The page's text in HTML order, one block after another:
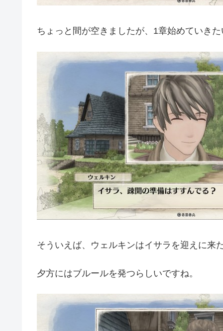
ちょっと間が空きましたが、1章始めていき
そういえば、ウェルキンはイサラを迎えに来
夕方にはブルールを発つらしいですね。